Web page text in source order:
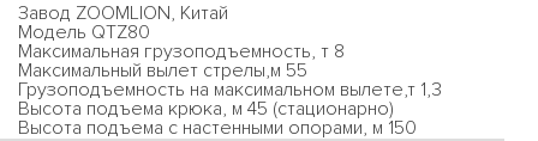
Завод ZOOMLION, Китай
Модель QTZ80
Максимальная грузоподъемность, т 8
Максимальный вылет стрелы,м 55
Грузоподъемность на максимальном вылете,т 1,3
Высота подъема крюка, м 45 (стационарно)
Высота подъема с настенными опорами, м 150